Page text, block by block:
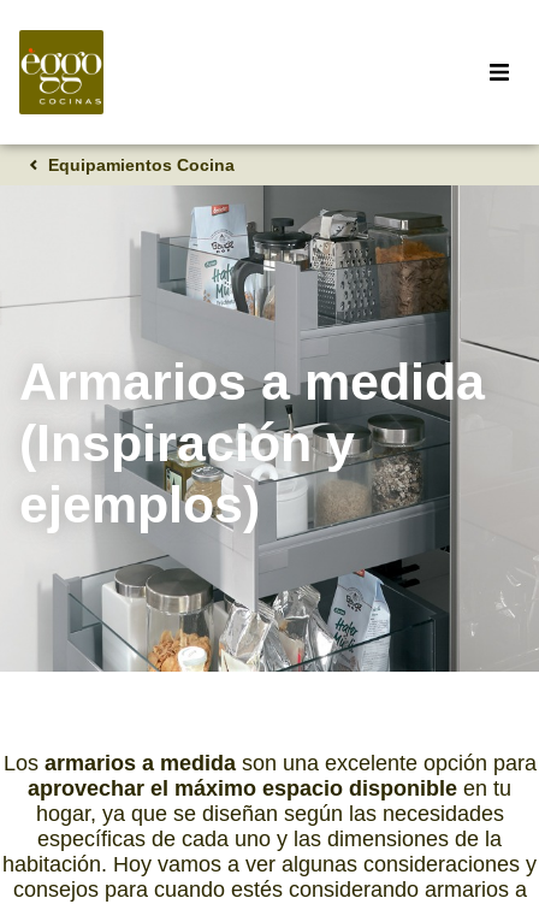
Equipamientos Cocina
Armarios a medida
(Inspiración y
ejemplos)
Los armarios a medidason una excelente opción para
aprovechar el máximo espacio disponible en tu
hogar, ya que se diseñan según las necesidades
específicas de cada uno y las dimensiones de la
habitación. Hoy vamos a ver algunas consideraciones y
consejos para cuando estés considerando armarios a